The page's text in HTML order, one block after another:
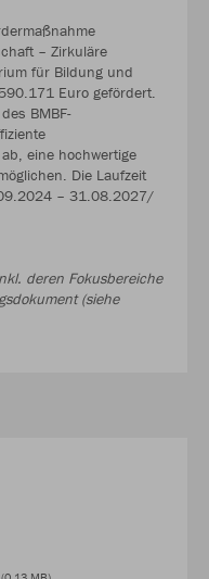
– Zirkuläre
für Bildung und
Euro gefördert.
BMBF-
eine hochwertige
Die Laufzeit
– 31.08.2027/
deren Fokusbereiche
(siehe